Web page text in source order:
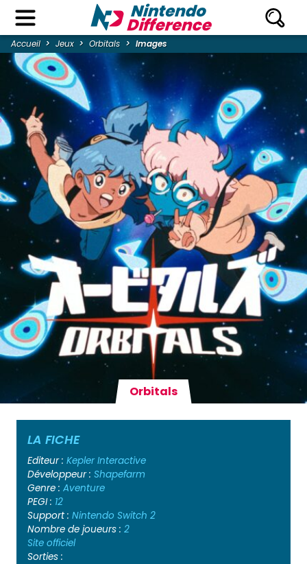
Accueil Jeux Orbitals Images
Orbitals
LA FICHE
Editeur : Kepler Interactive
Développeur : Shapefarm
Genre : Aventure
PEGI : 12
Support : Nintendo Switch 2
Nombre de joueurs : 2
Site officiel
Sorties :